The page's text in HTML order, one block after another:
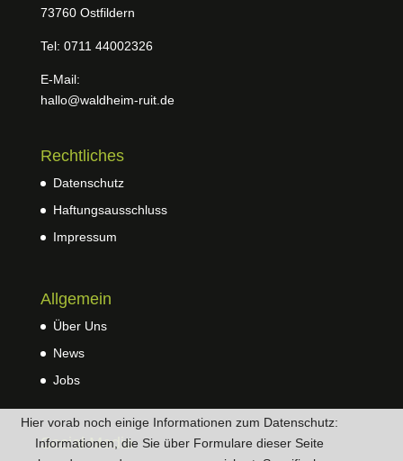
73760 Ostfildern
Tel: 0711 44002326
E-Mail:
hallo@waldheim-ruit.de
Rechtliches
Datenschutz
Haftungsausschluss
Impressum
Allgemein
Über Uns
News
Jobs
Social Media
Hier vorab noch einige Informationen zum Datenschutz:
Informationen, die Sie über Formulare dieser Seite